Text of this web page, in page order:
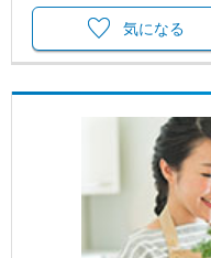
気になる